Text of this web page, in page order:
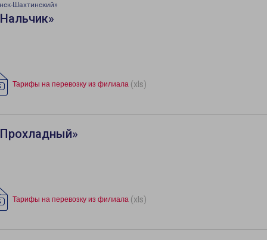
Шахтинский»
Тарифы на перевозку из филиала (xls)
Тарифы на перевозку из филиала (xls)